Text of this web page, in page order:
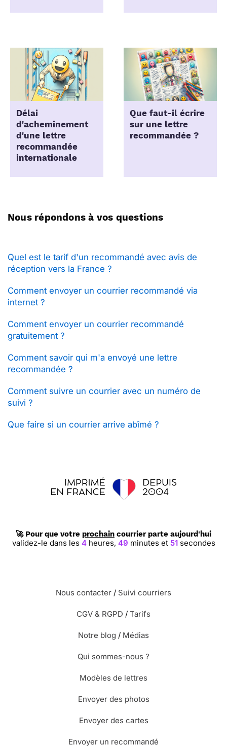
Délai
d'acheminement
d'une lettre
recommandée
internationale
Que faut-il écrire
sur une lettre
recommandée ?
Nous répondons à vos questions
Quel est le tarif d'un recommandé avec avis de
réception vers la France ?
Comment envoyer un courrier recommandé via
internet ?
Comment envoyer un courrier recommandé
gratuitement ?
Comment savoir qui m'a envoyé une lettre
recommandée ?
Comment suivre un courrier avec un numéro de
suivi ?
Que faire si un courrier arrive abîmé ?
🚀 Pour que votre prochain courrier parte aujourd'hui
validez-le dans les 4heures, 49minutes et 50 secondes
Nous contacter / Suivi courriers
CGV & RGPD / Tarifs
Notre blog / Médias
Qui sommes-nous ?
Modèles de lettres
Envoyer des photos
Envoyer des cartes
Envoyer un recommandé